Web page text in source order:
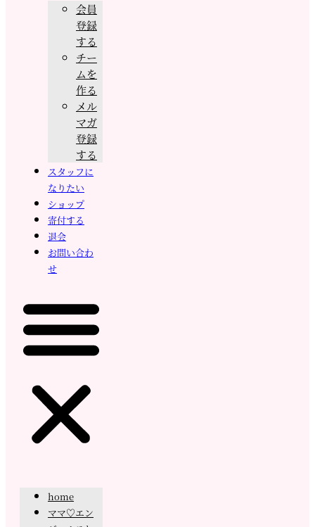
会員
登録
する
チー
ムを
作る
メル
マガ
登録
する
スタッフに
なりたい
ショップ
寄付する
退会
お問い合わ
せ
home
ママ♡エン